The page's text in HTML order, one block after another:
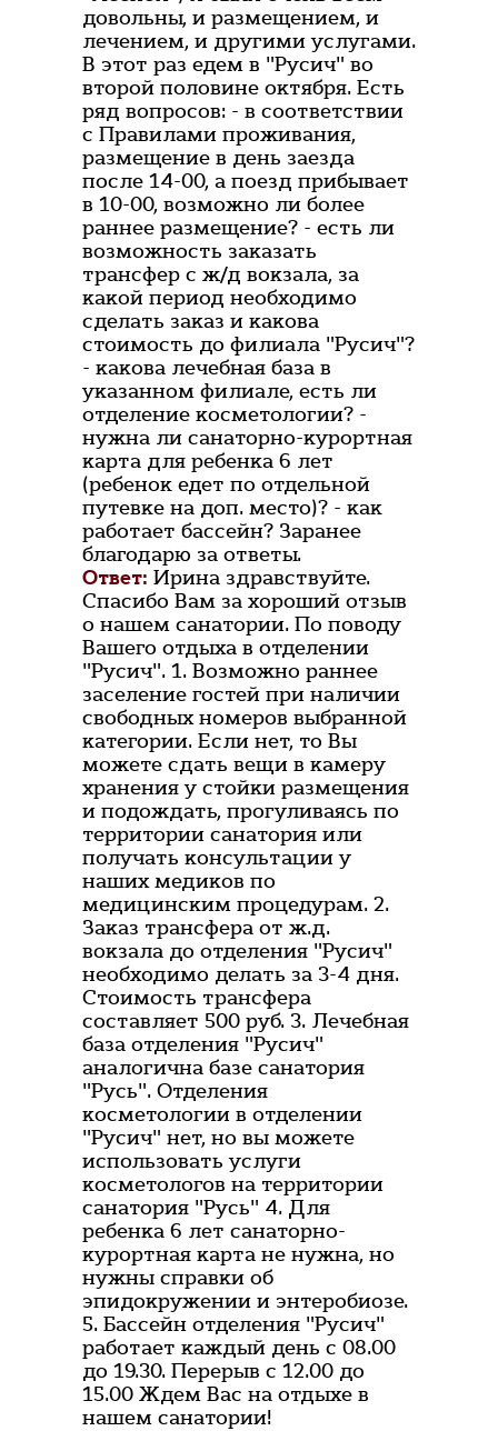
довольны, и размещением, и
лечением, и другими услугами.
В этот раз едем в "Русич" во
второй половине октября. Есть
ряд вопросов: - в соответствии
с Правилами проживания,
размещение в день заезда
после 14-00, а поезд прибывает
в 10-00, возможно ли более
раннее размещение? - есть ли
возможность заказать
трансфер с ж/д вокзала, за
какой период необходимо
сделать заказ и какова
стоимость до филиала "Русич"?
- какова лечебная база в
указанном филиале, есть ли
отделение косметологии? -
нужна ли санаторно-курортная
карта для ребенка 6 лет
(ребенок едет по отдельной
путевке на доп. место)? - как
работает бассейн? Заранее
благодарю за ответы.
Ответ: Ирина здравствуйте.
Спасибо Вам за хороший отзыв
о нашем санатории. По поводу
Вашего отдыха в отделении
"Русич". 1. Возможно раннее
заселение гостей при наличии
свободных номеров выбранной
категории. Если нет, то Вы
можете сдать вещи в камеру
хранения у стойки размещения
и подождать, прогуливаясь по
территории санатория или
получать консультации у
наших медиков по
медицинским процедурам. 2.
Заказ трансфера от ж.д.
вокзала до отделения "Русич"
необходимо делать за 3-4 дня.
Стоимость трансфера
составляет 500 руб. 3. Лечебная
база отделения "Русич"
аналогична базе санатория
"Русь". Отделения
косметологии в отделении
"Русич" нет, но вы можете
использовать услуги
косметологов на территории
санатория "Русь" 4. Для
ребенка 6 лет санаторно-
курортная карта не нужна, но
нужны справки об
эпидокружении и энтеробиозе.
5. Бассейн отделения "Русич"
работает каждый день с 08.00
до 19.30. Перерыв с 12.00 до
15.00 Ждем Вас на отдыхе в
нашем санатории!